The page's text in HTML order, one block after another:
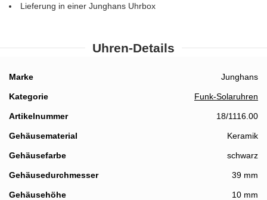
Lieferung in einer Junghans Uhrbox
Uhren-Details
Details
Marke Junghans
Kategorie Funk-Solaruhren
Artikelnummer 18/1116.00
Gehäusematerial Keramik
Gehäusefarbe schwarz
Gehäusedurchmesser 39 mm
Gehäusehöhe 10 mm